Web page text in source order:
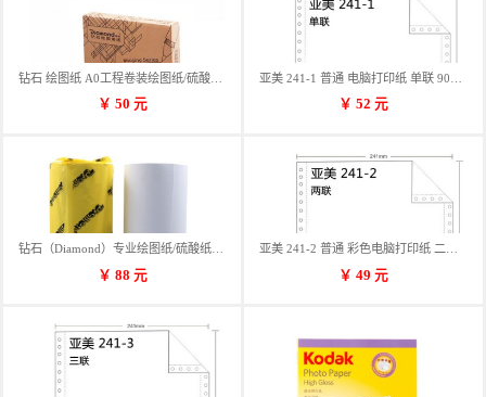
钻石 绘图纸 A0工程卷装绘图纸/硫酸纸 50m卷装 914*50MM/卷
￥ 50 元 ￥ 52元
钻石（Diamond）专业绘图纸/硫酸纸 临摹纸 73g A4 297mm*70m 单卷装
￥ 88 元
亚美 241-2 普通 彩色电脑打印纸 二联 900张/箱 蓝包装 三等份
￥ 49元